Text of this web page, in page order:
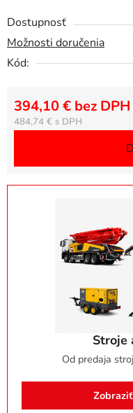
Dostupnosť
Možnosti doručenia
Kód:
484,74 €
394,10 € bez DPH
Stroje
Od predaja